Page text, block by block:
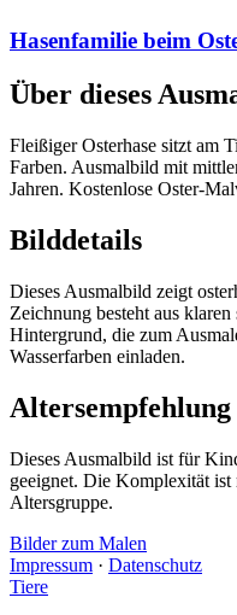
Hasenfamilie beim
Über dieses
Fleißiger Osterhase sitzt am
Farben. Ausmalbild mit
Jahren. Kostenlose Oster-
Bilddetails
Dieses Ausmalbild zeigt
Zeichnung besteht aus
Hintergrund, die zum
Wasserfarben einladen.
Altersempfehlung
Dieses Ausmalbild ist für
geeignet. Die Komplexität ist
Altersgruppe.
Bilder zum Malen
Impressum · Datenschutz
Tiere